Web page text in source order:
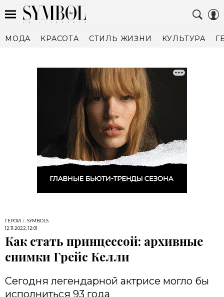
МОДА КРАСОТА СТИЛЬ ЖИЗНИ КУЛЬТУРА
ГЕРОИ
SYMBOLS
12.11.2022, 12:01
Как стать принцессой: архивные
снимки Грейс Келли
Сегодня легендарной актрисе могло бы
исполниться 93 года